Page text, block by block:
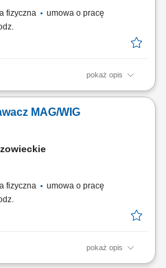
fizyczna
umowa o pracę
pokaż opis
odpływów; Instalacja grzejników i
MAG/WIG
fizyczna
umowa o pracę
pokaż opis
maszyn i urządzeń